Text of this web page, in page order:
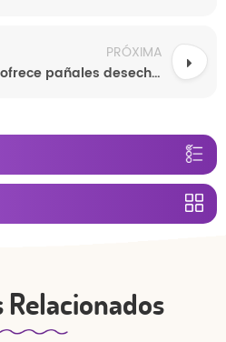
PRÓXIMA
Fábrica de pañales que ofrece pañales desechables personalizados para bebés al por mayor, pañales para bebés de grado A